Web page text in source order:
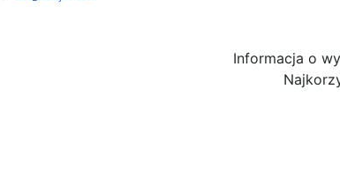
Informacja o